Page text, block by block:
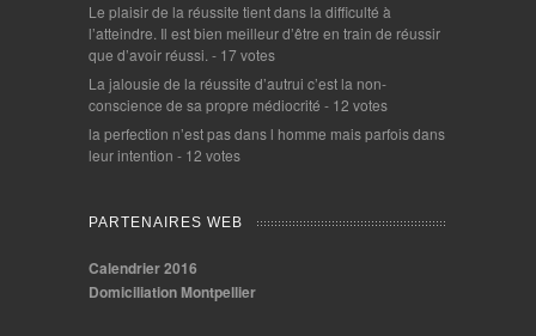
Le plaisir de la réussite tient dans la difficulté à
l’atteindre. Il est bien meilleur d’être en train de réussir
que d’avoir réussi. - 17 votes
La jalousie de la réussite d’autrui c’est la non-
conscience de sa propre médiocrité - 12 votes
la perfection n’est pas dans l homme mais parfois dans
leur intention - 12 votes
PARTENAIRES WEB
Calendrier 2016
Domiciliation Montpellier